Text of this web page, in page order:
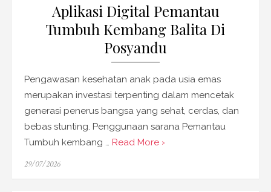
Aplikasi Digital Pemantau
Tumbuh Kembang Balita Di
Posyandu
Pengawasan kesehatan anak pada usia emas
merupakan investasi terpenting dalam mencetak
generasi penerus bangsa yang sehat, cerdas, dan
bebas stunting. Penggunaan sarana Pemantau
Tumbuh kembang … Read More ›
Posted
29/07/2026